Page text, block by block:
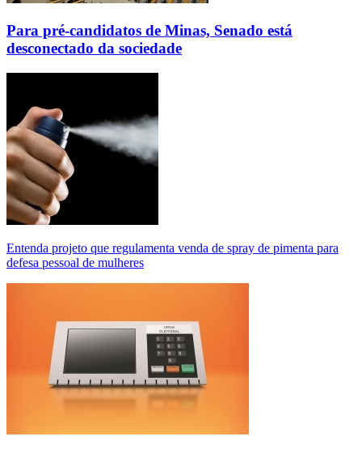
Para pré-candidatos de Minas, Senado está
desconectado da sociedade
Entenda projeto que regulamenta venda de spray de pimenta para
defesa pessoal de mulheres